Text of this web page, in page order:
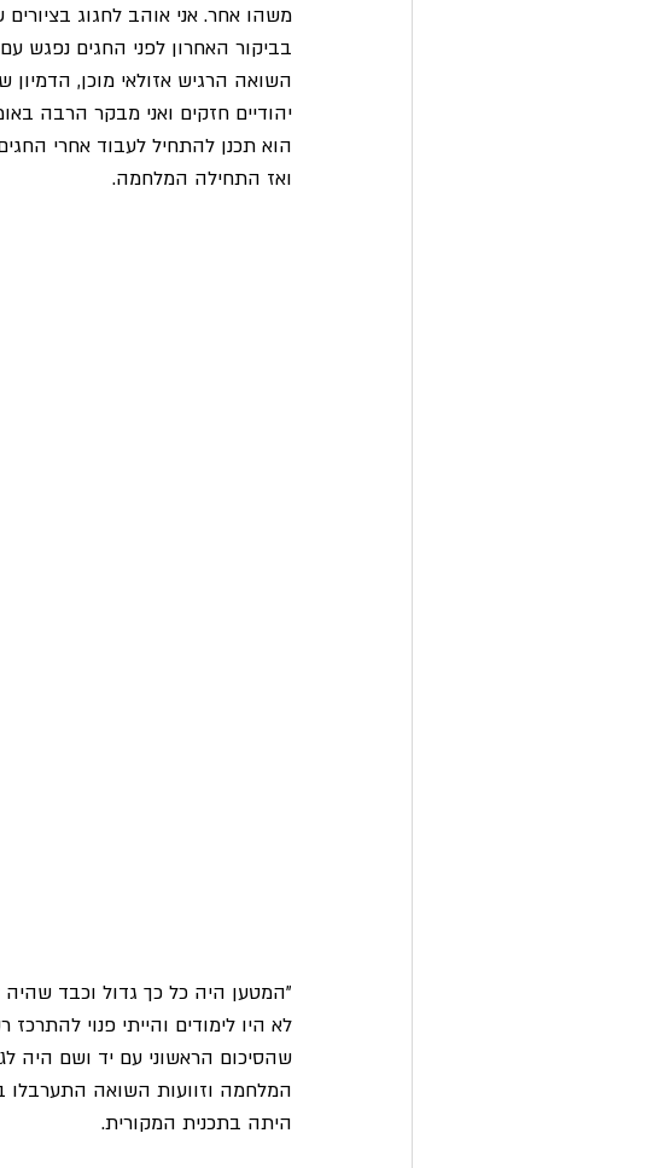
משהו אחר. אני אוהב לחגוג בציורים
בביקור האחרון לפני החגים נפגש
השואה הרגיש אזולאי מוכן, הדמיון
יהודיים חזקים ואני מבקר הרבה
הוא תכנן להתחיל לעבוד אחרי
ואז התחילה המלחמה.
"המטען היה כל כך גדול וכבד
לא היו לימודים והייתי פנוי
שהסיכום הראשוני עם יד ושם היה
המלחמה וזוועות השואה התערבלו
היתה בתכנית המקורית.